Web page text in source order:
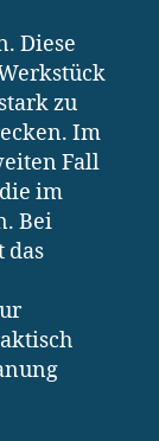
Diese
zu
Im
Fall
im
Bei
das